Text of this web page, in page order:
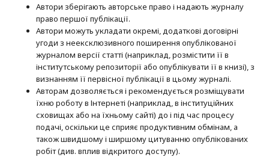
Автори зберігають авторське право і надають журналу
право першої публі­кації.
Автори можуть укладати окремі, додат­кові договірні
угоди з неексклюзив­ного поширення опублікованої
журналом версії статті (наприклад, розмістити її в
інститутському репозиторії або опубліку­вати її в книзі), з
визнанням її первісної публікації в цьому журналі.
Авторам дозволяється і рекомендується розміщувати
їхню роботу в Інтернеті (наприклад, в інституційних
сховищах або на їхньому сайті) до і під час процесу
подачі, оскільки це сприяє продуктивним обмінам, а
також швидшому і ширшому цитуванню опубліко­ва­них
робіт (див. вплив відкритого доступу).